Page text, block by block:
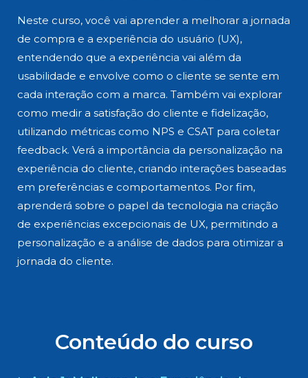
Neste curso, você vai aprender a melhorar a jornada
de compra e a experiência do usuário (UX),
entendendo que a experiência vai além da
usabilidade e envolve como o cliente se sente em
cada interação com a marca. Também vai explorar
como medir a satisfação do cliente e fidelização,
utilizando métricas como NPS e CSAT para coletar
feedback. Verá a importância da personalização na
experiência do cliente, criando interações baseadas
em preferências e comportamentos. Por fim,
aprenderá sobre o papel da tecnologia na criação
de experiências excepcionais de UX, permitindo a
personalização e a análise de dados para otimizar a
jornada do cliente.
Conteúdo do curso